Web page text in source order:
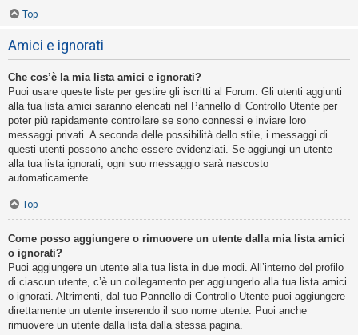
Top
Amici e ignorati
Che cos’è la mia lista amici e ignorati?
Puoi usare queste liste per gestire gli iscritti al Forum. Gli utenti aggiunti
alla tua lista amici saranno elencati nel Pannello di Controllo Utente per
poter più rapidamente controllare se sono connessi e inviare loro
messaggi privati. A seconda delle possibilità dello stile, i messaggi di
questi utenti possono anche essere evidenziati. Se aggiungi un utente
alla tua lista ignorati, ogni suo messaggio sarà nascosto
automaticamente.
Top
Come posso aggiungere o rimuovere un utente dalla mia lista amici
o ignorati?
Puoi aggiungere un utente alla tua lista in due modi. All’interno del profilo
di ciascun utente, c’è un collegamento per aggiungerlo alla tua lista amici
o ignorati. Altrimenti, dal tuo Pannello di Controllo Utente puoi aggiungere
direttamente un utente inserendo il suo nome utente. Puoi anche
rimuovere un utente dalla lista dalla stessa pagina.